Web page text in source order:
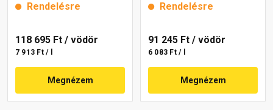
Rendelésre
118 695 Ft / vödör
7 913 Ft / l
Megnézem
Rendelésre
91 245 Ft / vödör
6 083 Ft / l
Megnézem